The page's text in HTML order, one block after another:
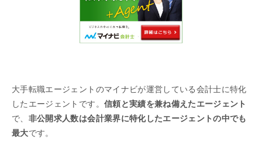
大手転職エージェントのマイナビが運営している会計士に特化
したエージェントです。 信頼と実績を兼ね備えたエージェント
で、 非公開求人数は会計業界に特化したエージェントの中でも
最大です。